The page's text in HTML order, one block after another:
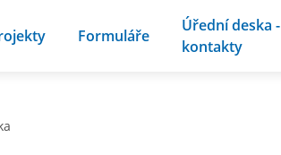
Formuláře
Úřední deska -
kontakty